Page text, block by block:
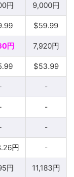
円 9,000円
$59.99
円 7,920円
$53.99
-
-
-
円 -
円 11,183円